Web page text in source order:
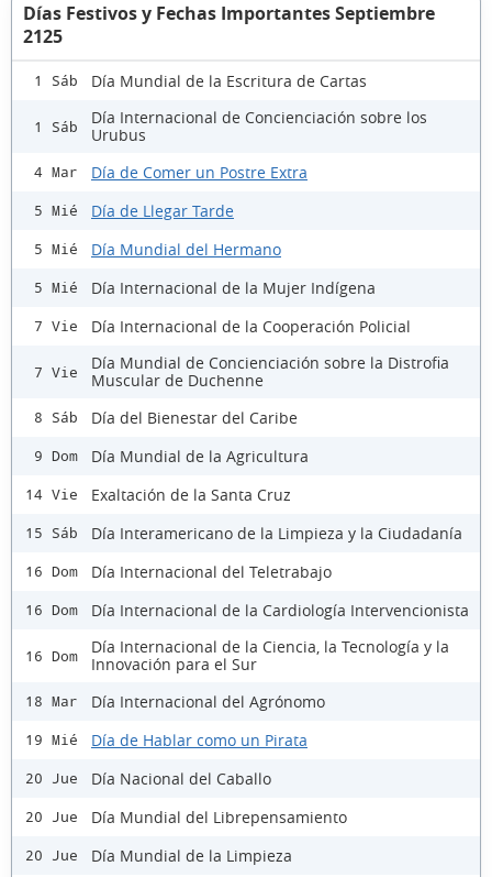
Días Festivos y Fechas Importantes Septiembre
2125
1 Sáb Día Mundial de la Escritura de Cartas
1 Sáb
Día Internacional de Concienciación sobre los
Urubus
4 Mar Día de Comer un Postre Extra
5 Mié Día de Llegar Tarde
5 Mié Día Mundial del Hermano
5 Mié Día Internacional de la Mujer Indígena
7 Vie Día Internacional de la Cooperación Policial
7 Vie
Día Mundial de Concienciación sobre la Distrofia
Muscular de Duchenne
8 Sáb Día del Bienestar del Caribe
9 Dom Día Mundial de la Agricultura
14 Vie Exaltación de la Santa Cruz
15 Sáb Día Interamericano de la Limpieza y la Ciudadanía
16 Dom Día Internacional del Teletrabajo
16 Dom Día Internacional de la Cardiología Intervencionista
16 Dom
Día Internacional de la Ciencia, la Tecnología y la
Innovación para el Sur
18 Mar Día Internacional del Agrónomo
19 Mié Día de Hablar como un Pirata
20 Jue Día Nacional del Caballo
20 Jue Día Mundial del Librepensamiento
20 Jue Día Mundial de la Limpieza